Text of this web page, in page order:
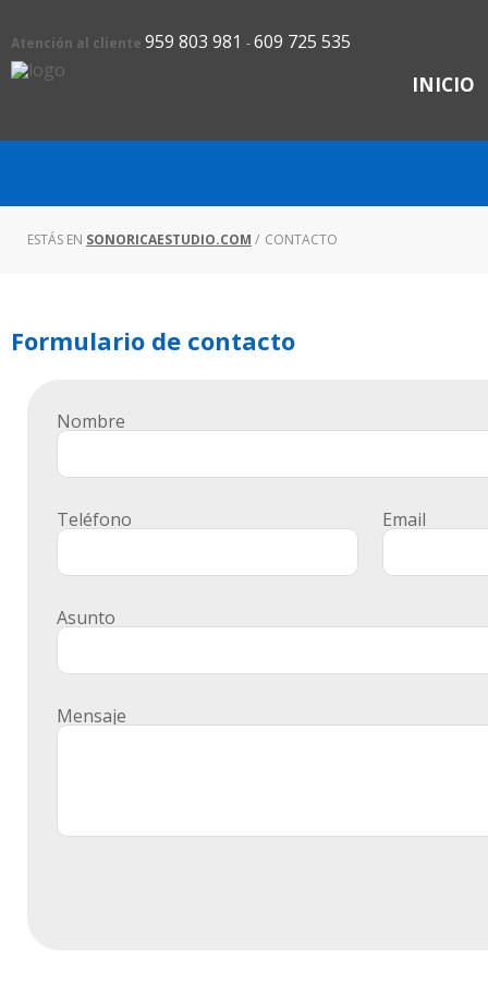
Atención al cliente 959 803 981 -609 725 535
INICIO
ESTÁS EN SONORICAESTUDIO.COM / CONTACTO
Formulario de contacto
Nombre
Teléfono
Asunto